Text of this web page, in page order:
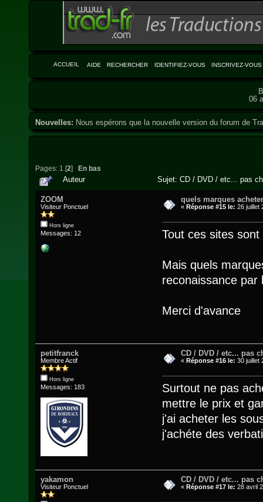
ACCUEIL AIDE RECHERCHER IDENTIFIEZ-VOUS INSCRIVEZ-VOUS
06
Nouvelles: Nous espérons que la nouvelle version du forum de
Pages: 1 [2] En bas
Auteur Sujet: CD / DVD / etc... pas
ZOOM
Visiteur Ponctuel
Hors ligne
Messages: 12
quels marques
«Réponse #15 le: 26 juillet
Tout ces sites
Mais quels
reconaissance
Merci d'avance
petitfranck
Membre Actif
Hors ligne
Messages: 183
CD / DVD / etc... pas
«Réponse #16 le: 30 juillet
Surtout ne pas
mettre le prix et
j'ai acheter les
j'achéte des
yakamon
Visiteur Ponctuel
CD / DVD / etc... pas
«Réponse #17 le: 28 avril